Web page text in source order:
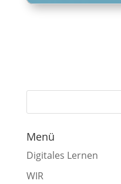
Menü
Digitales Lernen
WIR